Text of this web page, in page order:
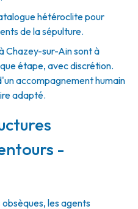
hétéroclite pour
de la sépulture.
Chazey-sur-Ain sont à
étape, avec discrétion.
accompagnement humain
adapté.
-
les agents